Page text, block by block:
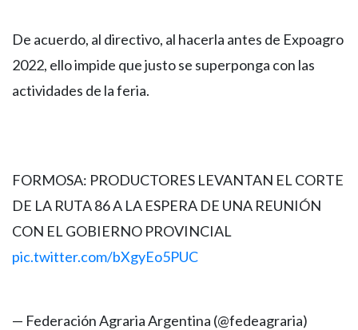
De acuerdo, al directivo, al hacerla antes de Expoagro
2022, ello impide que justo se superponga con las
actividades de la feria.
FORMOSA: PRODUCTORES LEVANTAN EL CORTE
DE LA RUTA 86 A LA ESPERA DE UNA REUNIÓN
CON EL GOBIERNO PROVINCIAL
pic.twitter.com/bXgyEo5PUC
— Federación Agraria Argentina (@fedeagraria)